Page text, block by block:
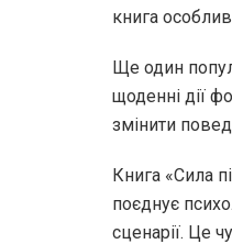
книга
Ще один
щоденні дії
змінити
Книга «Сила
поєднує
сценарії. Це